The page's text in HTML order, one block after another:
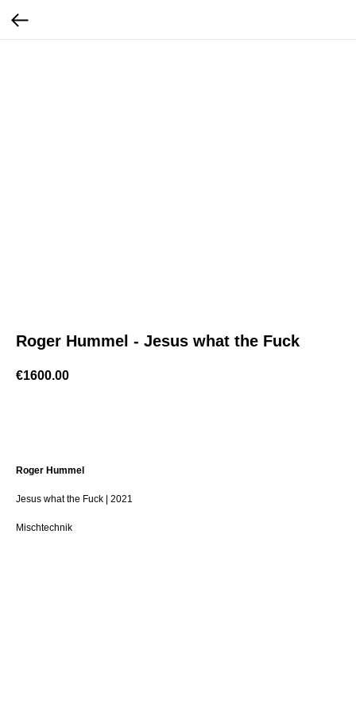
Roger Hummel - Jesus what the Fuck
€1600.00
Roger Hummel
Jesus what the Fuck | 2021
Mischtechnik